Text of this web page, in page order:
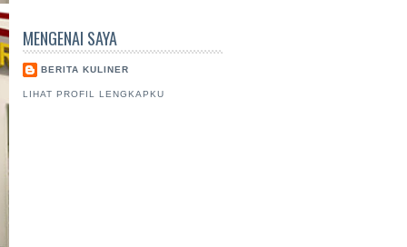
MENGENAI SAYA
BERITA KULINER
LIHAT PROFIL LENGKAPKU